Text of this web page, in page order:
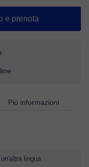
e prenota
Più informazioni
lingua